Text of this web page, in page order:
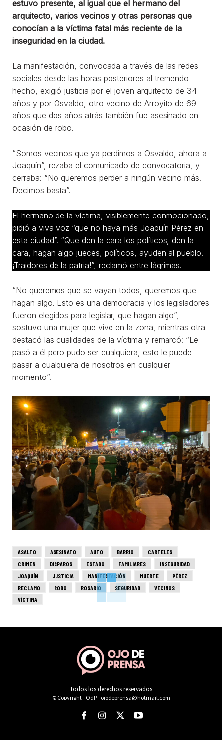
estuvo presente, al igual que el hermano del
arquitecto, varios vecinos y otras personas que
conocían a la víctima fatal más reciente de la
inseguridad en la ciudad.
La manifestación, convocada a través de las redes
sociales desde las horas posteriores al tremendo
hecho, exigió justicia por el joven arquitecto de 34
años y por Osvaldo, otro vecino de Arroyito de 69
años que dos años atrás también fue asesinado en
ocasión de robo.
“Somos vecinos que ya perdimos a Osvaldo, ahora a
Joaquín”, rezaba el comunicado de convocatoria, y
cerraba: “No queremos perder a ningún vecino más.
Decimos basta”.
El hermano de la víctima, visiblemente conmocionado,
pidió a viva voz “que no haya más Joaquín Pérez en
esta ciudad”. “Que den la cara los políticos, den la
cara, hagan algo jueces, políticos, ayuden al pueblo.
¡Traidores de la patria!”, reclamó entre lágrimas.
“No queremos que se vayan todos, queremos que
hagan algo. Esto es una democracia y los legisladores
fueron elegidos para legislar, que hagan algo”,
sostuvo una mujer que vive en la zona, mientras otra
destacó las cualidades de la víctima y remarcó: “Le
pasó a él pero pudo ser cualquiera, esto le puede
pasar a cualquiera de nosotros en cualquier
momento”.
ASALTO ASESINATO AUTO BARRIO
CARTELES
CRIMEN
DISPAROS ESTADO FAMILIARES
INSEGURIDAD
JOAQUÍN
JUSTICIA MANIFESTACIÓN MUERTE
PÉREZ
RECLAMO
ROBO ROSARIO SEGURIDAD
VECINOS
VÍCTIMA
Todos los derechos reservados
© Copyright - OdP - ojodeprensa@hotmail.com